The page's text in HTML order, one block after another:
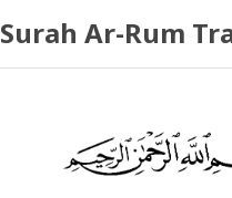
Surah Ar-Rum